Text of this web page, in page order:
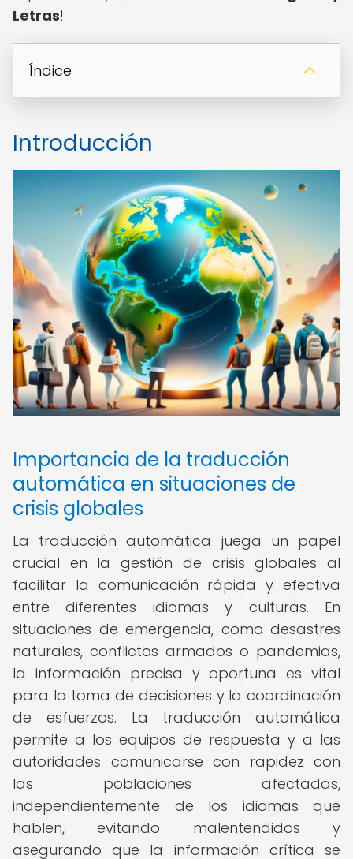
Letras!
Índice
Introducción
Importancia de la traducción
automática en situaciones de
crisis globales
La traducción automática juega un papel
crucial en la gestión de crisis globales al
facilitar la comunicación rápida y efectiva
entre diferentes idiomas y culturas. En
situaciones de emergencia, como desastres
naturales, conflictos armados o pandemias,
la información precisa y oportuna es vital
para la toma de decisiones y la coordinación
de esfuerzos. La traducción automática
permite a los equipos de respuesta y a las
autoridades comunicarse con rapidez con
las poblaciones afectadas,
independientemente de los idiomas que
hablen, evitando malentendidos y
asegurando que la información crítica se